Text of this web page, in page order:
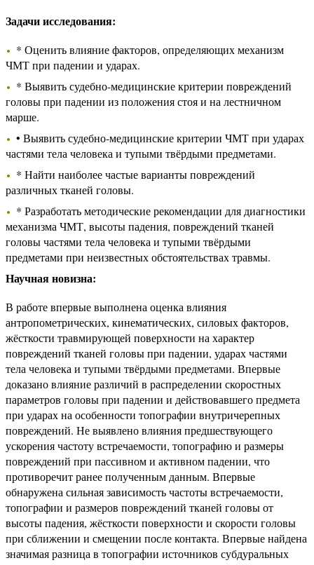
Задачи исследования:
* Оценить влияние факторов, определяющих механизм
ЧМТ при падении и ударах.
* Выявить судебно-медицинские критерии повреждений
головы при падении из положения стоя и на лестничном
марше.
• Выявить судебно-медицинские критерии ЧМТ при ударах
частями тела человека и тупыми твёрдыми предметами.
* Найти наиболее частые варианты повреждений
различных тканей головы.
* Разработать методические рекомендации для диагностики
механизма ЧМТ, высоты падения, повреждений тканей
головы частями тела человека и тупыми твёрдыми
предметами при неизвестных обстоятельствах травмы.
Научная новизна:
В работе впервые выполнена оценка влияния
антропометрических, кинематических, силовых факторов,
жёсткости травмирующей поверхности на характер
повреждений тканей головы при падении, ударах частями
тела человека и тупыми твёрдыми предметами. Впервые
доказано влияние различий в распределении скоростных
параметров головы при падении и действовавшего предмета
при ударах на особенности топографии внутричерепных
повреждений. Не выявлено влияния предшествующего
ускорения частоту встречаемости, топографию и размеры
повреждений при пассивном и активном падении, что
противоречит ранее полученным данным. Впервые
обнаружена сильная зависимость частоты встречаемости,
топографии и размеров повреждений тканей головы от
высоты падения, жёсткости поверхности и скорости головы
при сближении и смещении после контакта. Впервые найдена
значимая разница в топографии источников субдуральных